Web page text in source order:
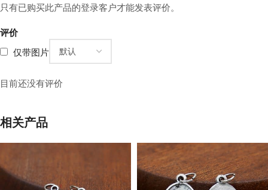
评价
仅带图片
目前还没有评价
只有已购买此产品的登录客户才能发表评价。
相关产品